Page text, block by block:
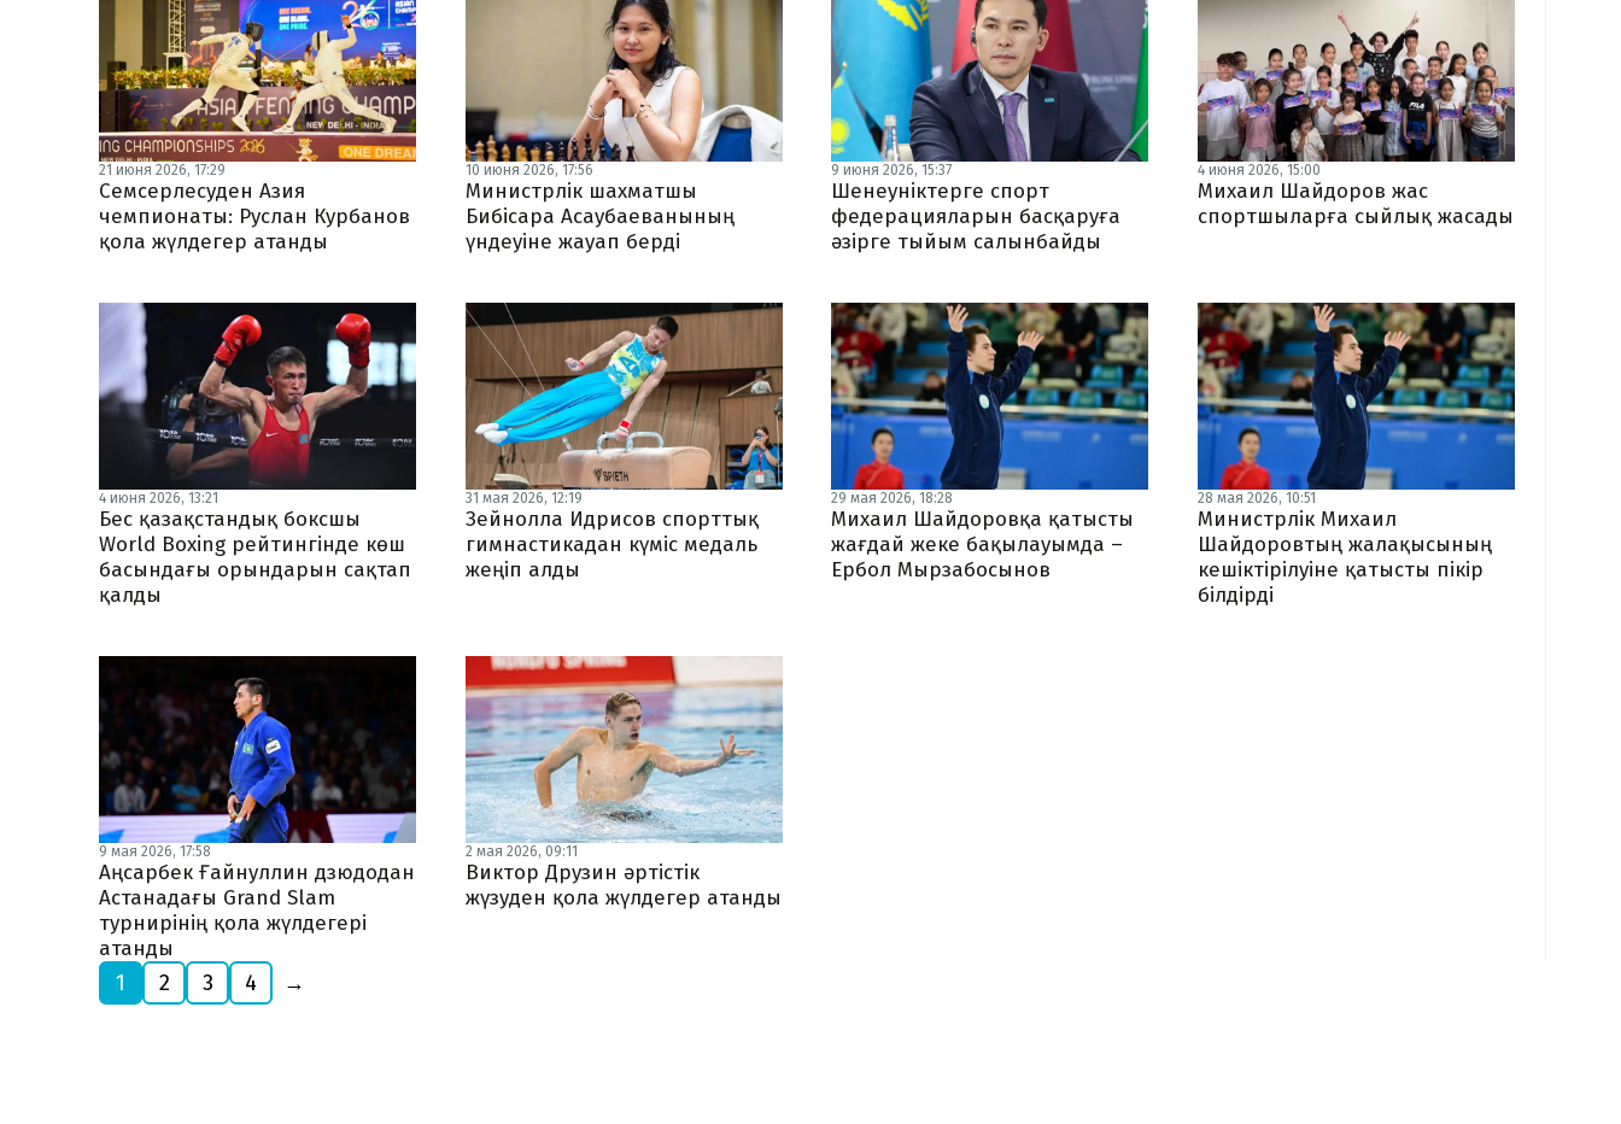
21 июня 2026, 17:29
Семсерлесуден Азия
чемпионаты: Руслан Курбанов
қола жүлдегер атанды ​
10 июня 2026, 17:56
Министрлік шахматшы
Бибісара Асаубаеванының
үндеуіне жауап берді
9 июня 2026, 15:37
Шенеуніктерге спорт
федерацияларын басқаруға
әзірге тыйым салынбайды
4 июня 2026, 15:00
Михаил Шайдоров жас
спортшыларға сыйлық жасады
4 июня 2026, 13:21
Бес қазақстандық боксшы
World Boxing рейтингінде көш
басындағы орындарын сақтап
қалды
31 мая 2026, 12:19
Зейнолла Идрисов спорттық
гимнастикадан күміс медаль
жеңіп алды
29 мая 2026, 18:28
Михаил Шайдоровқа қатысты
жағдай жеке бақылауымда –
Ербол Мырзабосынов
28 мая 2026, 10:51
Министрлік Михаил
Шайдоровтың жалақысының
кешіктірілуіне қатысты пікір
білдірді
9 мая 2026, 17:58
Аңсарбек Ғайнуллин дзюдодан
Астанадағы Grand Slam
турнирінің қола жүлдегері
атанды
2 мая 2026, 09:11
Виктор Друзин әртістік
жүзуден қола жүлдегер атанды
1 2 3 4 →